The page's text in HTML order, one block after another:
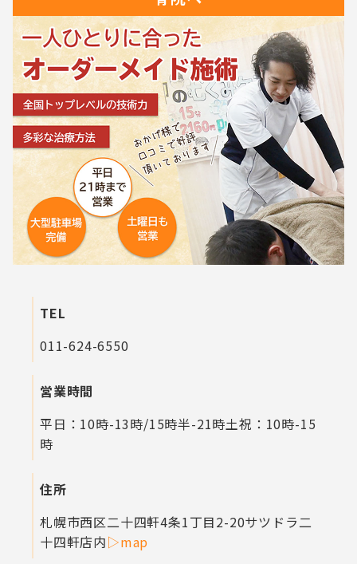
TEL
011-624-6550
営業時間
平日：10時-13時/15時半-21時土祝：10時-15
時
住所
札幌市西区二十四軒4条1丁目2-20サツドラ二
十四軒店内▷map